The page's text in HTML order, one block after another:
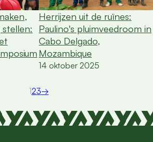
Herrijzen uit de ruïnes:
Paulino's pluimveedroom in
Cabo Delgado,
Mozambique
14 oktober 2025
123→